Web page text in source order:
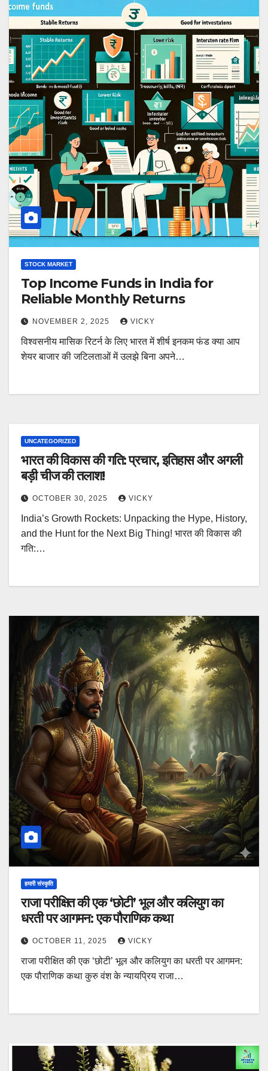
STOCK MARKET
Top Income Funds in India for
Reliable Monthly Returns
NOVEMBER 2, 2025 VICKY
विश्वसनीय मासिक रिटर्न के लिए भारत में शीर्ष इनकम फंड क्या आप
शेयर बाजार की जटिलताओं में उलझे बिना अपने…
UNCATEGORIZED
भारत की विकास की गति: प्रचार, इतिहास और अगली
बड़ी चीज की तलाश!
OCTOBER 30, 2025 VICKY
India’s Growth Rockets: Unpacking the Hype, History,
and the Hunt for the Next Big Thing! भारत की विकास की
गति:…
हमारी संस्कृति
राजा परीक्षित की एक ‘छोटी’ भूल और कलियुग का
धरती पर आगमन: एक पौराणिक कथा
OCTOBER 11, 2025 VICKY
राजा परीक्षित की एक ‘छोटी’ भूल और कलियुग का धरती पर आगमन:
एक पौराणिक कथा कुरु वंश के न्यायप्रिय राजा…